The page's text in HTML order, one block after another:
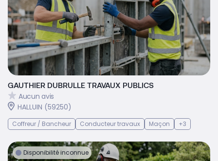
GAUTHIER DUBRULLE TRAVAUX PUBLICS
Aucun avis
HALLUIN (59250)
Coffreur / Bancheur Conducteur travaux Maçon +3
Disponibilité inconnue